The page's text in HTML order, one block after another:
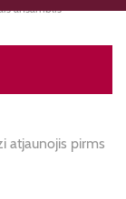
ansamblis
atjaunojis pirms